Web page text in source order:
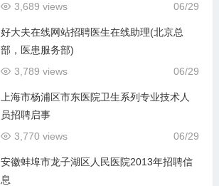
06/29
3,689 views
好大夫在线网站招聘医生在线助理(北京总
部，医患服务部)
06/29
3,789 views
上海市杨浦区市东医院卫生系列专业技术人
员招聘启事
06/29
3,770 views
安徽蚌埠市龙子湖区人民医院2013年招聘信
息